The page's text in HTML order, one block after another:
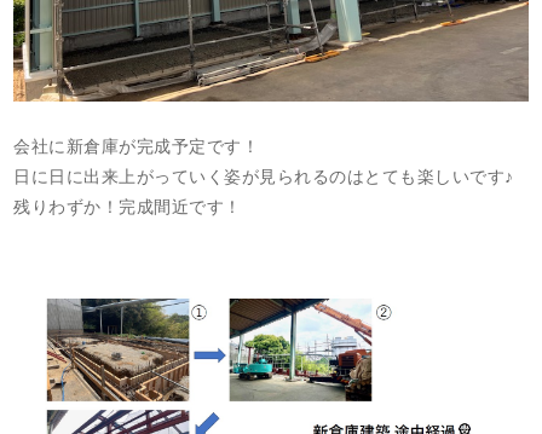
会社に新倉庫が完成予定です！
日に日に出来上がっていく姿が見られるのはとても楽しいです♪
残りわずか！完成間近です！